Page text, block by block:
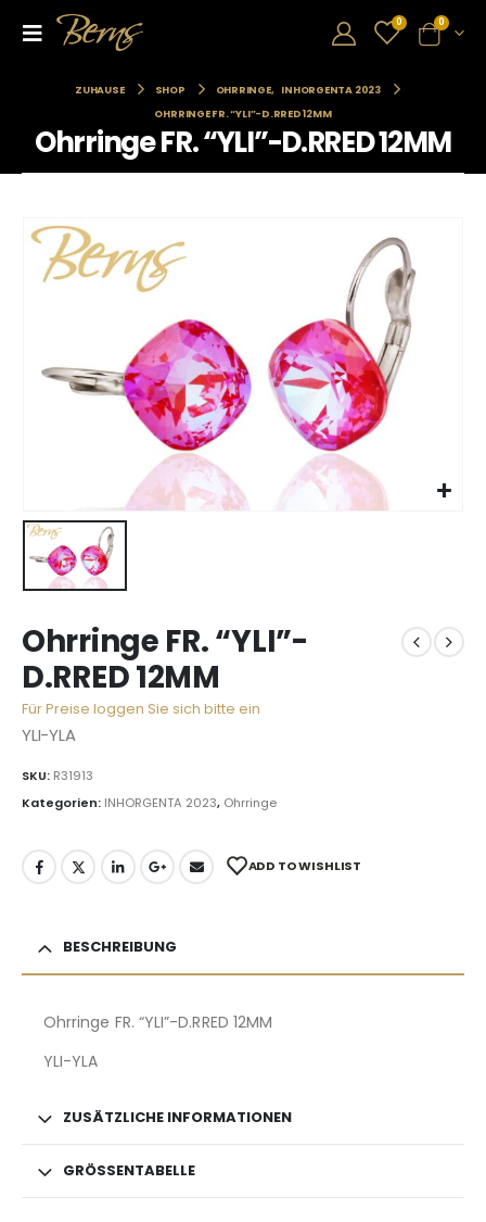
0 0
ZUHAUSE SHOP OHRRINGE,
INHORGENTA 2023
OHRRINGE FR. “YLI”-D.RRED 12MM
Ohrringe FR. “YLI”-D.RRED 12MM
Ohrringe FR. “YLI”-
D.RRED 12MM
Für Preise loggen Sie sich bitte ein
YLI-YLA
SKU: R31913
Kategorien: INHORGENTA 2023, Ohrringe
ADD TO WISHLIST
BESCHREIBUNG
Ohrringe FR. “YLI”-D.RRED 12MM
YLI-YLA
ZUSÄTZLICHE INFORMATIONEN
GRÖSSENTABELLE